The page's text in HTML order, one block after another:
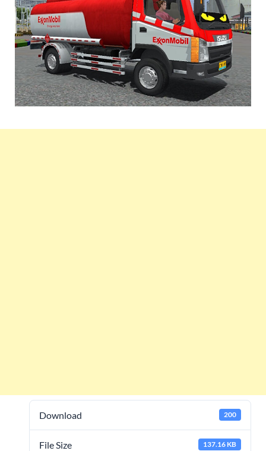
Download 200
File Size 137.16 KB